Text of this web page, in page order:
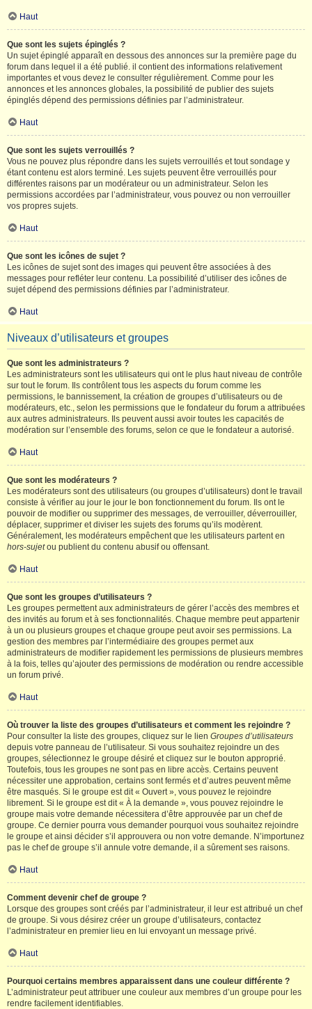
Haut
Que sont les sujets épinglés ?
Un sujet épinglé apparaît en dessous des annonces sur la première page du
forum dans lequel il a été publié. il contient des informations relativement
importantes et vous devez le consulter régulièrement. Comme pour les
annonces et les annonces globales, la possibilité de publier des sujets
épinglés dépend des permissions définies par l’administrateur.
Haut
Que sont les sujets verrouillés ?
Vous ne pouvez plus répondre dans les sujets verrouillés et tout sondage y
étant contenu est alors terminé. Les sujets peuvent être verrouillés pour
différentes raisons par un modérateur ou un administrateur. Selon les
permissions accordées par l’administrateur, vous pouvez ou non verrouiller
vos propres sujets.
Haut
Que sont les icônes de sujet ?
Les icônes de sujet sont des images qui peuvent être associées à des
messages pour refléter leur contenu. La possibilité d’utiliser des icônes de
sujet dépend des permissions définies par l’administrateur.
Haut
Niveaux d’utilisateurs et groupes
Que sont les administrateurs ?
Les administrateurs sont les utilisateurs qui ont le plus haut niveau de contrôle
sur tout le forum. Ils contrôlent tous les aspects du forum comme les
permissions, le bannissement, la création de groupes d’utilisateurs ou de
modérateurs, etc., selon les permissions que le fondateur du forum a attribuées
aux autres administrateurs. Ils peuvent aussi avoir toutes les capacités de
modération sur l’ensemble des forums, selon ce que le fondateur a autorisé.
Haut
Que sont les modérateurs ?
Les modérateurs sont des utilisateurs (ou groupes d’utilisateurs) dont le travail
consiste à vérifier au jour le jour le bon fonctionnement du forum. Ils ont le
pouvoir de modifier ou supprimer des messages, de verrouiller, déverrouiller,
déplacer, supprimer et diviser les sujets des forums qu’ils modèrent.
Généralement, les modérateurs empêchent que les utilisateurs partent en
hors-sujetou publient du contenu abusif ou offensant.
Haut
Que sont les groupes d’utilisateurs ?
Les groupes permettent aux administrateurs de gérer l’accès des membres et
des invités au forum et à ses fonctionnalités. Chaque membre peut appartenir
à un ou plusieurs groupes et chaque groupe peut avoir ses permissions. La
gestion des membres par l’intermédiaire des groupes permet aux
administrateurs de modifier rapidement les permissions de plusieurs membres
à la fois, telles qu’ajouter des permissions de modération ou rendre accessible
un forum privé.
Haut
Où trouver la liste des groupes d’utilisateurs et comment les rejoindre ?
Pour consulter la liste des groupes, cliquez sur le lien Groupes d’utilisateurs
depuis votre panneau de l’utilisateur. Si vous souhaitez rejoindre un des
groupes, sélectionnez le groupe désiré et cliquez sur le bouton approprié.
Toutefois, tous les groupes ne sont pas en libre accès. Certains peuvent
nécessiter une approbation, certains sont fermés et d’autres peuvent même
être masqués. Si le groupe est dit « Ouvert », vous pouvez le rejoindre
librement. Si le groupe est dit « À la demande », vous pouvez rejoindre le
groupe mais votre demande nécessitera d’être approuvée par un chef de
groupe. Ce dernier pourra vous demander pourquoi vous souhaitez rejoindre
le groupe et ainsi décider s’il approuvera ou non votre demande. N’importunez
pas le chef de groupe s’il annule votre demande, il a sûrement ses raisons.
Haut
Comment devenir chef de groupe ?
Lorsque des groupes sont créés par l’administrateur, il leur est attribué un chef
de groupe. Si vous désirez créer un groupe d’utilisateurs, contactez
l’administrateur en premier lieu en lui envoyant un message privé.
Haut
Pourquoi certains membres apparaissent dans une couleur différente ?
L’administrateur peut attribuer une couleur aux membres d’un groupe pour les
rendre facilement identifiables.